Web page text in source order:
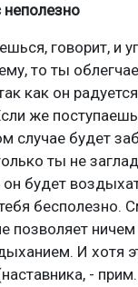
неполезно
говорит, и
то ты
как он
же
случае будет
ты не
он будет
бесполезно.
позволяет
И хотя
-